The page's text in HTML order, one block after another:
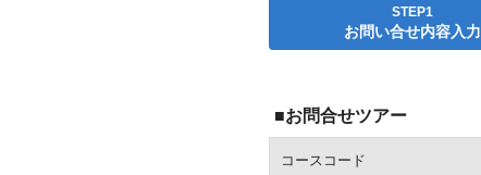
STEP1
お問い合せ内容入力
■お問合せツアー
コースコード